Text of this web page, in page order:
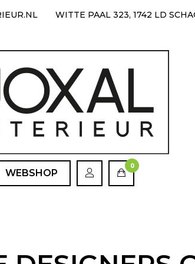
WITTE PAAL 323, 1742 LD
WEBSHOP
0